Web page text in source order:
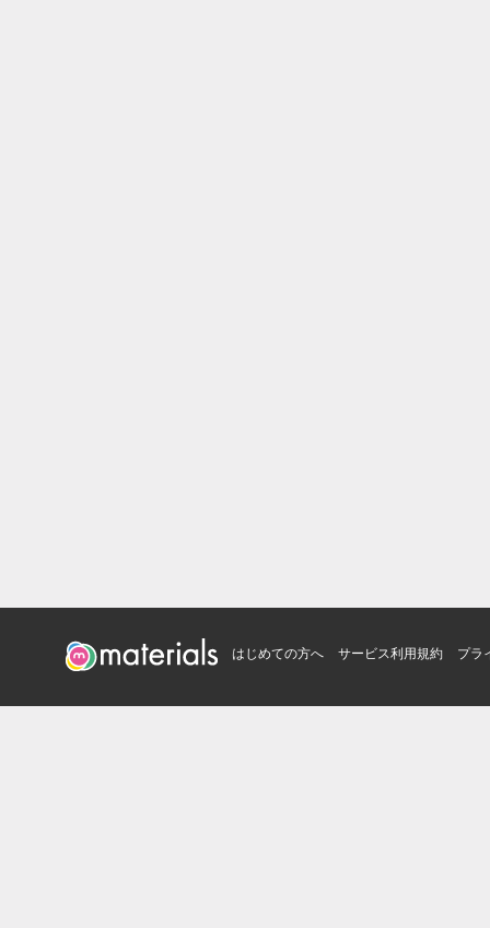
はじめての方へ サービス利用規約 プラ